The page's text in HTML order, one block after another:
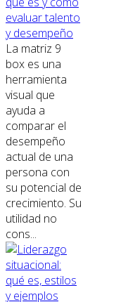
evaluar talento
y desempeño
La matriz 9
box es una
herramienta
visual que
ayuda a
comparar el
desempeño
actual de una
persona con
su potencial de
crecimiento. Su
utilidad no
cons...